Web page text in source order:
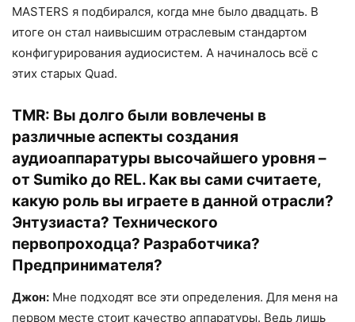
MASTERS я подбирался, когда мне было двадцать. В
итоге он стал наивысшим отраслевым стандартом
конфигурирования аудиосистем. А начиналось всё с
этих старых Quad.
TMR: Вы долго были вовлечены в
различные аспекты создания
аудиоаппаратуры высочайшего уровня –
от Sumiko до REL. Как вы сами считаете,
какую роль вы играете в данной отрасли?
Энтузиаста? Технического
первопроходца? Разработчика?
Предпринимателя?
Джон: Мне подходят все эти определения. Для меня на
первом месте стоит качество аппаратуры. Ведь лишь